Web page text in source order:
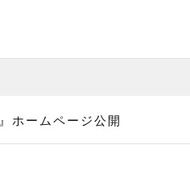
ホームページ公開